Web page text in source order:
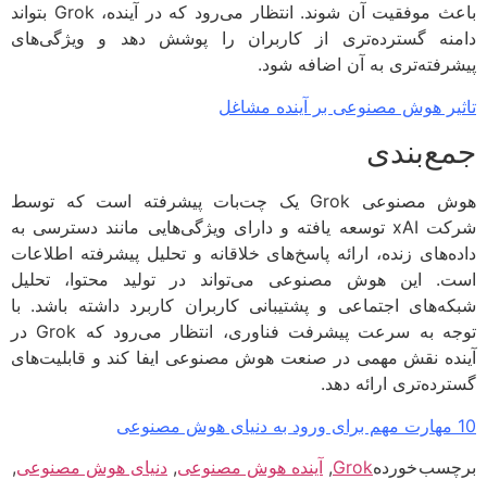
باعث موفقیت آن شوند. انتظار می‌رود که در آینده، Grok بتواند
گسترده‌تری از کاربران را پوشش دهد و ویژگی‌های
به آن اضافه شود.
هوش ‌مصنوعی بر آینده مشاغل
هوش مصنوعی Grok یک چت‌بات پیشرفته است که توسط
شرکت xAI توسعه یافته و دارای ویژگی‌هایی مانند دسترسی به
زنده، ارائه پاسخ‌های خلاقانه و تحلیل پیشرفته اطلاعات
این هوش مصنوعی می‌تواند در تولید محتوا، تحلیل
اجتماعی و پشتیبانی کاربران کاربرد داشته باشد. با
توجه به سرعت پیشرفت فناوری، انتظار می‌رود که Grok در
نقش مهمی در صنعت هوش مصنوعی ایفا کند و قابلیت‌های
ارائه دهد.
خوردهGrok
,آینده هوش مصنوعی,دنیای هوش مصنوعی,